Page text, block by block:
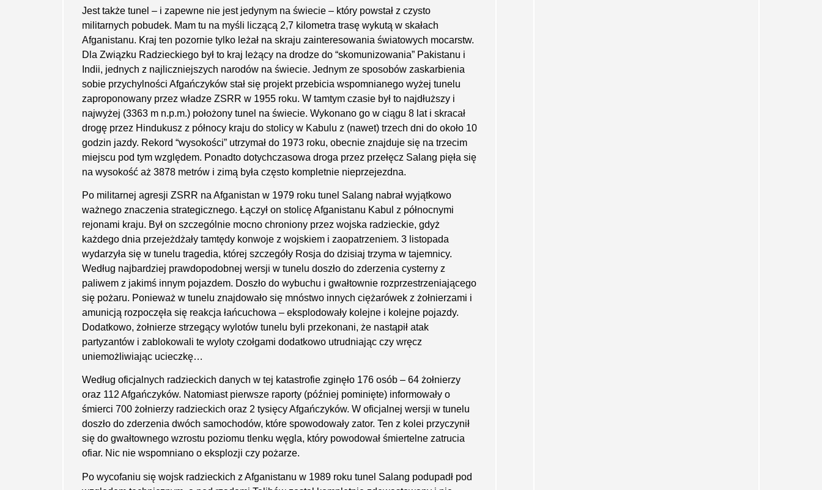
Jest także tunel – i zapewne nie jest jedy­nym na świecie – który powstał z czysto
militarnych pobudek. Mam tu na myśli liczącą 2,7 kilometra trasę wykutą w skałach
Afganistanu. Kraj ten pozornie tylko leżał na skraju zainte­resowania światowych mocarstw.
Dla Związku Radzieckiego był to kraj leżący na drodze do “skomunizowania” Pakistanu i
Indii, jednych z najliczniejszych narodów na świecie. Jednym ze sposobów zaskarbienia
sobie przychylności Afgańczyków stał się projekt przebicia wspo­mnianego wyżej tunelu
zaproponowany przez władze ZSRR w 1955 roku. W tamtym czasie był to najdłuższy i
najwyżej (3363 m n.p.m.) położony tunel na świecie. Wykonano go w ciągu 8 lat i skracał
drogę przez Hindukusz z północy kraju do stolicy w Kabulu z (nawet) trzech dni do około 10
godzin jazdy. Rekord “wysokości” utrzymał do 1973 roku, obecnie znajduje się na trzecim
miejscu pod tym względem. Ponadto dotychczasowa droga przez przełęcz Salang pięła się
na wysokość aż 3878 metrów i zimą była często kompletnie nieprzejezdna.
Po militarnej agresji ZSRR na Afganistan w 1979 roku tunel Salang nabrał wyjątkowo
ważnego znaczenia strategicznego. Łączył on stolicę Afga­nistanu Kabul z północnymi
rejonami kraju. Był on szczególnie mocno chroniony przez wojska radzieckie, gdyż
każdego dnia przejeżdżały tamtędy konwoje z wojskiem i zaopatrzeniem. 3 listopada
wydarzyła się w tunelu tragedia, której szczegóły Rosja do dzisiaj trzyma w tajem­nicy.
Według najbardziej prawdopodobnej wersji w tunelu doszło do zderzenia cysterny z
paliwem z jakimś innym pojazdem. Doszło do wybuchu i gwałtownie rozprzestrzeniającego
się pożaru. Ponieważ w tunelu znajdowało się mnóstwo innych ciężarówek z żołnierzami i
amunicją roz­poczęła się reakcja łańcuchowa – eksplodowały kolejne i kolejne pojazdy.
Dodatkowo, żołnierze strzegący wylotów tunelu byli przekonani, że nastąpił atak
partyzantów i zablokowali te wyloty czołgami dodatkowo utrudniając czy wręcz
uniemożliwiając ucieczkę…
Według oficjalnych radzieckich danych w tej katastrofie zginęło 176 osób – 64 żołnierzy
oraz 112 Afgańczyków. Natomiast pierwsze raporty (później pominięte) informowały o
śmierci 700 żołnierzy radzieckich oraz 2 tysięcy Afgańczyków. W oficjalnej wersji w tunelu
doszło do zderzenia dwóch samochodów, które spowodo­wały zator. Ten z kolei przyczynił
się do gwał­townego wzrostu poziomu tlenku węgla, który powodował śmiertelne zatrucia
ofiar. Nic nie wspomniano o eksplozji czy pożarze.
Po wycofaniu się wojsk radzieckich z Afganistanu w 1989 roku tunel Salang podupadł pod